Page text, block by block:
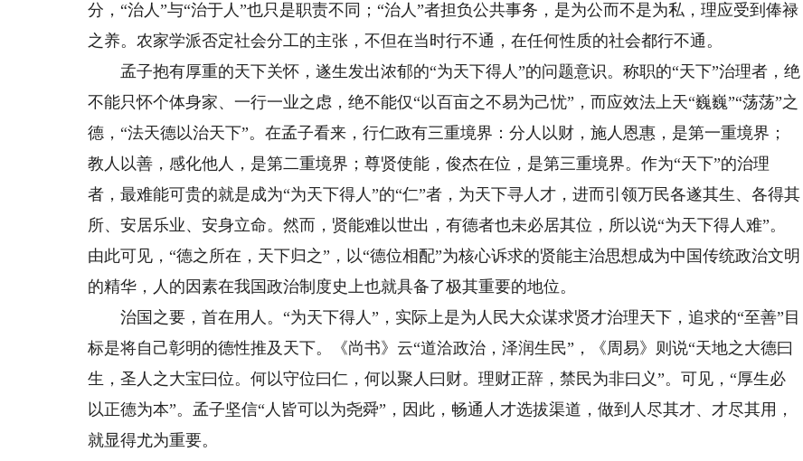
分，“治人”与“治于人”也只是职责不同；“治人”者担负公共事务，是为公而不是为私，理应受到俸禄
之养。农家学派否定社会分工的主张，不但在当时行不通，在任何性质的社会都行不通。
孟子抱有厚重的天下关怀，遂生发出浓郁的“为天下得人”的问题意识。称职的“天下”治理者，绝
不能只怀个体身家、一行一业之虑，绝不能仅“以百亩之不易为己忧”，而应效法上天“巍巍”“荡荡”之
德，“法天德以治天下”。在孟子看来，行仁政有三重境界：分人以财，施人恩惠，是第一重境界；
教人以善，感化他人，是第二重境界；尊贤使能，俊杰在位，是第三重境界。作为“天下”的治理
者，最难能可贵的就是成为“为天下得人”的“仁”者，为天下寻人才，进而引领万民各遂其生、各得其
所、安居乐业、安身立命。然而，贤能难以世出，有德者也未必居其位，所以说“为天下得人难”。
由此可见，“德之所在，天下归之”，以“德位相配”为核心诉求的贤能主治思想成为中国传统政治文明
的精华，人的因素在我国政治制度史上也就具备了极其重要的地位。
治国之要，首在用人。“为天下得人”，实际上是为人民大众谋求贤才治理天下，追求的“至善”目
标是将自己彰明的德性推及天下。《尚书》云“道洽政治，泽润生民”，《周易》则说“天地之大德曰
生，圣人之大宝曰位。何以守位曰仁，何以聚人曰财。理财正辞，禁民为非曰义”。可见，“厚生必
以正德为本”。孟子坚信“人皆可以为尧舜”，因此，畅通人才选拔渠道，做到人尽其才、才尽其用，
就显得尤为重要。